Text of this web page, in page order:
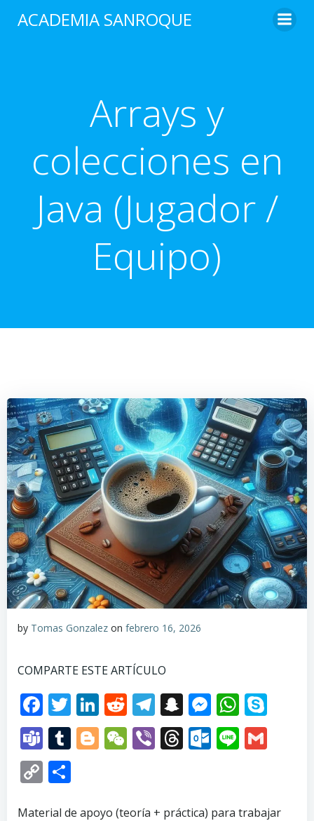
al
ACADEMIA SANROQUE
Arrays y
colecciones en
Java (Jugador /
Equipo)
by Tomas Gonzalez on febrero 16, 2026
COMPARTE ESTE ARTÍCULO
Facebook
Twitter
LinkedIn
Reddit
Telegram
Snapchat
Teams
Tumblr
Blogger
WeChat
ViberThreads
Line
Copy
Link
Material de apoyo (teoría + práctica) para trabajar